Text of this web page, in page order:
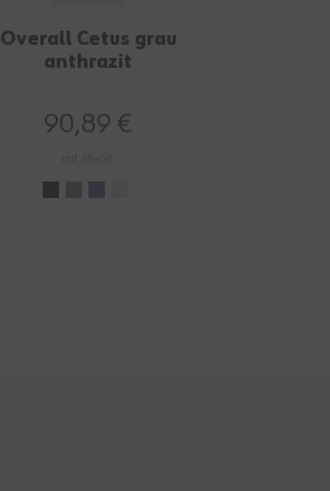
Overall Cetus grau
anthrazit
90,89 €